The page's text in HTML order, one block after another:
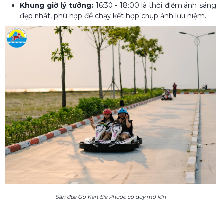
Khung giờ lý tưởng: 16:30 - 18:00 là thời điểm ánh sáng
đẹp nhất, phù hợp để chạy kết hợp chụp ảnh lưu niệm.
Sân đua Go Kart Đa Phước có quy mô lớn